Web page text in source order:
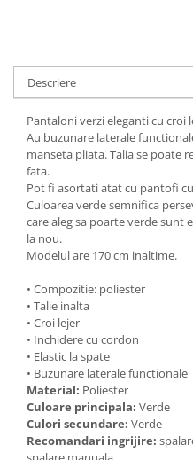
Descriere
Pantaloni verzi eleganti cu croi
Au buzunare laterale
manseta pliata. Talia se poate
fata.
Pot fi asortati atat cu pantofi
Culoarea verde semnifica
care aleg sa poarte verde sunt
la nou.
Modelul are 170 cm inaltime.
• Compozitie: poliester
• Talie inalta
• Croi lejer
• Inchidere cu cordon
• Elastic la spate
• Buzunare laterale functionale
Material: Poliester
Culoare principala: Verde
Culori secundare: Verde
Recomandari ingrijire: